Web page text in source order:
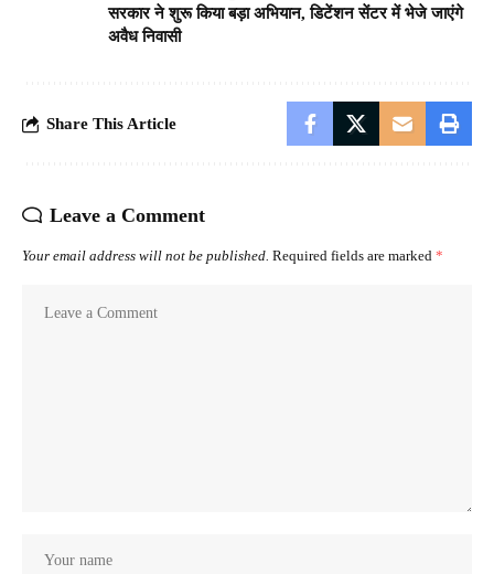
सरकार ने शुरू किया बड़ा अभियान, डिटेंशन सेंटर में भेजे जाएंगे
अवैध निवासी
Share This Article
Leave a Comment
Your email address will not be published. Required fields are marked *